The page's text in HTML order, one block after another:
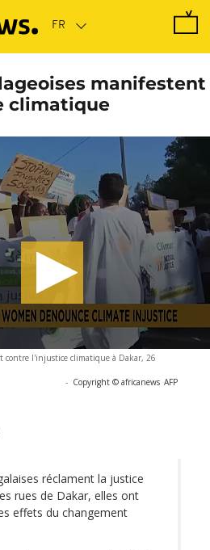
manifestent
climatique
contre l'injustice climatique à Dakar, 26
- Copyright © africanews AFP
réclament la justice
rues de Dakar, elles ont
effets du changement